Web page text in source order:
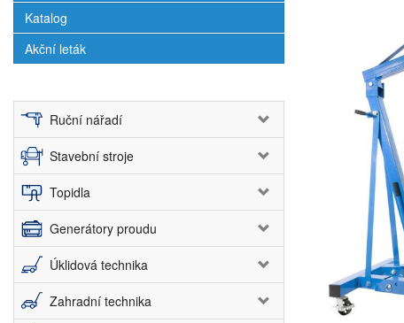
Katalog
Akční leták
Ruční nářadí
Stavební stroje
Topidla
Generátory proudu
Úklidová technika
Zahradní technika